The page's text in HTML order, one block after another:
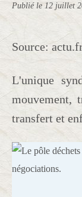
Publié le 12 juillet
Source:
L'unique
mouvement,
transfert et